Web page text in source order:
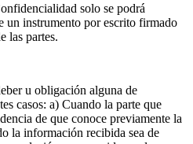
solo se podrá
un instrumento por escrito firmado
las partes.
u obligación alguna de
casos: a) Cuando la parte que
de que conoce previamente la
la información recibida sea de